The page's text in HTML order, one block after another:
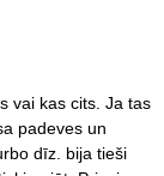
vai kas cits. Ja tas
padeves un
dīz. bija tieši